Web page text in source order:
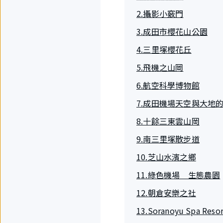
2.攝影小竅門
3.成田市櫻花山公園
4.三里塚櫻花丘
5.飛機之山岡
6.航空科學博物館
7.成田機場天空與大地
8.十餘三東雲山岡
9.南三里塚散步道
10.芝山水濱之鄉
11.綠色機場 生態農園
12.朝倉安樂之社
13.Soranoyu Spa